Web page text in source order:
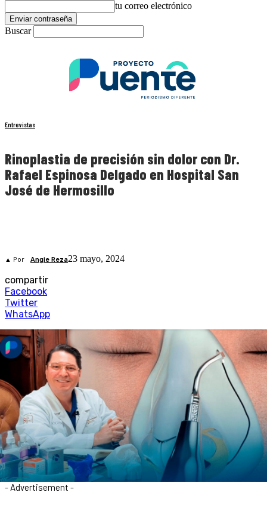
tu correo electrónico
Buscar
Entrevistas
Rinoplastia de precisión sin dolor con Dr.
Rafael Espinosa Delgado en Hospital San
José de Hermosillo
▲ Por Angie Reza23 mayo, 2024
compartir
Facebook
Twitter
WhatsApp
- Advertisement -